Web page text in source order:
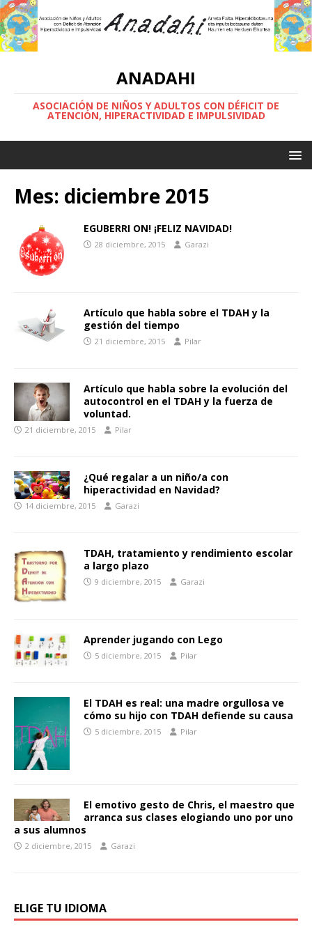
ANADAHI
ASOCIACIÓN DE NIÑOS Y ADULTOS CON DÉFICIT DE
ATENCIÓN, HIPERACTIVIDAD E IMPULSIVIDAD
Mes: diciembre 2015
EGUBERRI ON! ¡FELIZ NAVIDAD!
28 diciembre, 2015 Garazi
Artículo que habla sobre el TDAH y la
gestión del tiempo
21 diciembre, 2015 Pilar
Artículo que habla sobre la evolución del
autocontrol en el TDAH y la fuerza de
voluntad.
21 diciembre, 2015 Pilar
¿Qué regalar a un niño/a con
hiperactividad en Navidad?
14 diciembre, 2015 Garazi
TDAH, tratamiento y rendimiento escolar
a largo plazo
9 diciembre, 2015 Garazi
Aprender jugando con Lego
5 diciembre, 2015 Pilar
El TDAH es real: una madre orgullosa ve
cómo su hijo con TDAH defiende su causa
5 diciembre, 2015 Pilar
El emotivo gesto de Chris, el maestro que
arranca sus clases elogiando uno por uno
a sus alumnos
2 diciembre, 2015 Garazi
ELIGE TU IDIOMA